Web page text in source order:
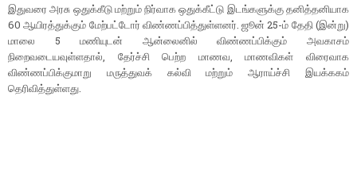
இதுவரை அரசு ஒதுக்கீடு மற்றும் நிர்வாக ஒதுக்கீட்டு இடங்களுக்கு தனித்தனியாக
60 ஆயிரத்துக்கும் மேற்பட்டோர் விண்ணப்பித்துள்ளனர். ஜூன் 25-ம் தேதி (இன்று)
மாலை 5 மணியுடன் ஆன்லைனில் விண்ணப்பிக்கும் அவகாசம்
நிறைவடையவுள்ளதால், தேர்ச்சி பெற்ற மாணவ, மாணவிகள் விரைவாக
விண்ணப்பிக்குமாறு மருத்துவக் கல்வி மற்றும் ஆராய்ச்சி இயக்ககம்
தெரிவித்துள்ளது.